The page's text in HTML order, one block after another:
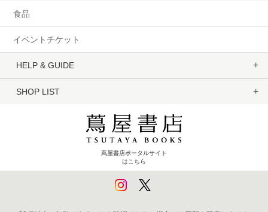
食品
イベントチケット
HELP & GUIDE
SHOP LIST
蔦屋書店ポータルサイト
はこちら